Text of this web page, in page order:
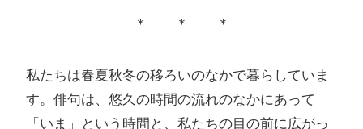
＊ ＊ ＊
私たちは春夏秋冬の移ろいのなかで暮らしていま
す。俳句は、悠久の時間の流れのなかにあって
「いま」という時間と、私たちの目の前に広がっ